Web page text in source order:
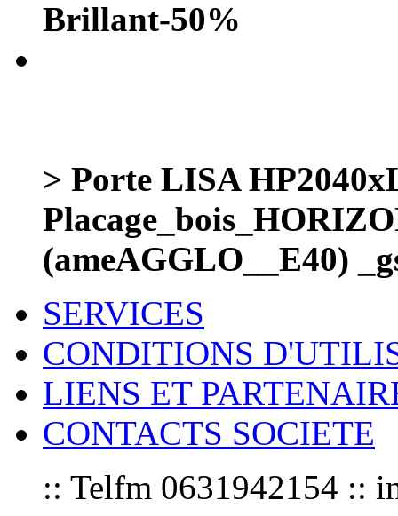
Brillant-50%
> Porte LISA
(ameAGGLO__E40)
SERVICES
CONDITIONS
LIENS ET
CONTACTS SOCIETE
:: Telfm 0631942154 ::